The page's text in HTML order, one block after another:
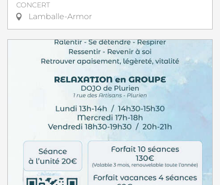
CONCERT
Lamballe-Armor